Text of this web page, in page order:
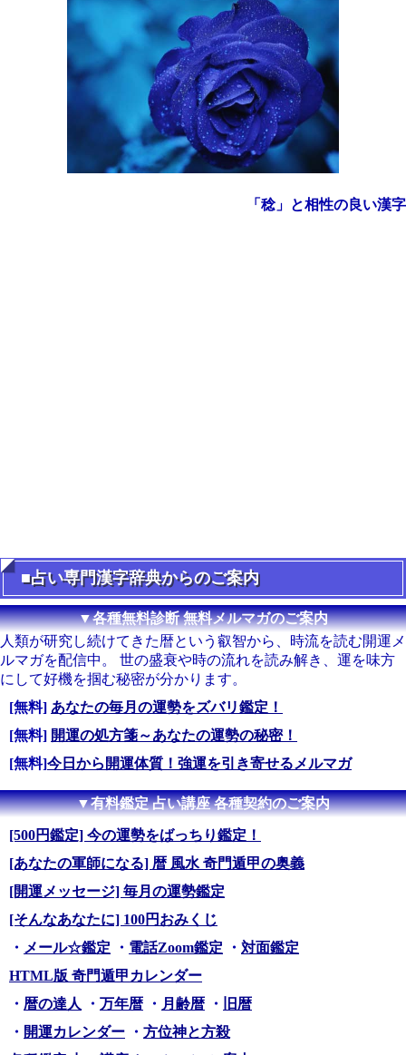
「稔」と相性の良い漢字
■占い専門漢字辞典からのご案内
▼各種無料診断 無料メルマガのご案内
人類が研究し続けてきた暦という叡智から、時流を読む開運メ
ルマガを配信中。 世の盛衰や時の流れを読み解き、運を味方
にして好機を掴む秘密が分かります。
[無料] あなたの毎月の運勢をズバリ鑑定！
[無料] 開運の処方箋～あなたの運勢の秘密！
[無料]今日から開運体質！強運を引き寄せるメルマガ
▼有料鑑定 占い講座 各種契約のご案内
[500円鑑定] 今の運勢をばっちり鑑定！
[あなたの軍師になる] 暦 風水 奇門遁甲の奥義
[開運メッセージ] 毎月の運勢鑑定
[そんなあなたに] 100円おみくじ
・ メール☆鑑定 ・ 電話Zoom鑑定 ・ 対面鑑定
HTML版 奇門遁甲カレンダー
・ 暦の達人 ・ 万年暦 ・ 月齢暦 ・
旧暦
・ 開運カレンダー ・ 方位神と方殺